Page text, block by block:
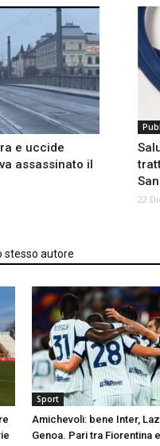
e uccide
assassinato il
22
stesso autore
Sport
Amichevoli: bene Inter,
Genoa. Pari tra Fiorentina e